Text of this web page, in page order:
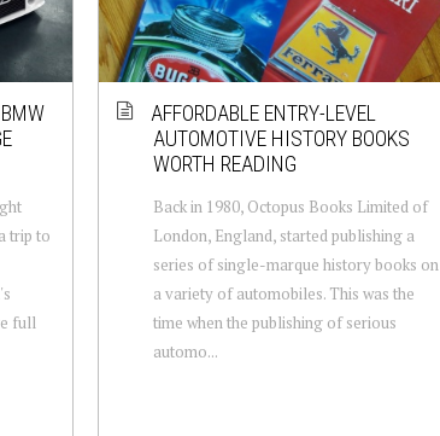
trip to
full
AFFORDABLE ENTRY-LEVEL
AUTOMOTIVE HISTORY BOOKS
WORTH READING
Back in 1980, Octopus Books Limited of
London, England, started publishing a
series of single-marque history books on
a variety of automobiles. This was the
time when the publishing of serious
automo...